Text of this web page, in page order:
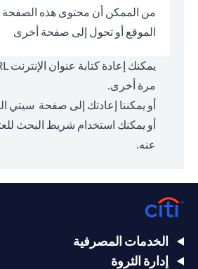
من الممكن أن محتوى هذه الصفحة
الموقع أو تحول إلى صفحة أخرى
مرة أخرى.
أو يمكننا إعادتك إلى صفحة سيتي
أو يمكنك استخدام شريط البحث
عنه.
الخدمات المصرفية
إدارة الثروة